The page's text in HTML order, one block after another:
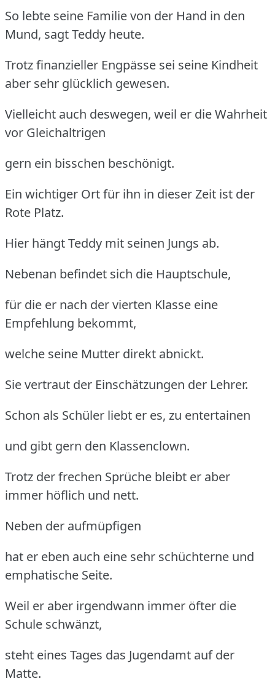
So lebte seine Familie von der Hand in den
Mund, sagt Teddy heute.
Trotz finanzieller Engpässe sei seine Kindheit
aber sehr glücklich gewesen.
Vielleicht auch deswegen, weil er die Wahrheit
vor Gleichaltrigen
gern ein bisschen beschönigt.
Ein wichtiger Ort für ihn in dieser Zeit ist der
Rote Platz.
Hier hängt Teddy mit seinen Jungs ab.
Nebenan befindet sich die Hauptschule,
für die er nach der vierten Klasse eine
Empfehlung bekommt,
welche seine Mutter direkt abnickt.
Sie vertraut der Einschätzungen der Lehrer.
Schon als Schüler liebt er es, zu entertainen
und gibt gern den Klassenclown.
Trotz der frechen Sprüche bleibt er aber
immer höflich und nett.
Neben der aufmüpfigen
hat er eben auch eine sehr schüchterne und
emphatische Seite.
Weil er aber irgendwann immer öfter die
Schule schwänzt,
steht eines Tages das Jugendamt auf der
Matte.